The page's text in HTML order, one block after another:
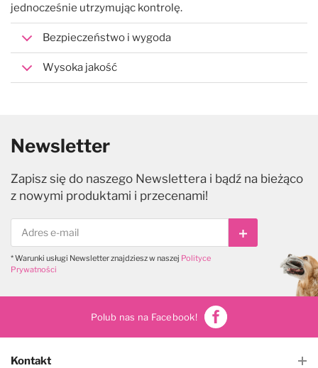
jednocześnie utrzymując kontrolę.
Bezpieczeństwo i wygoda
Wysoka jakość
Newsletter
Zapisz się do naszego Newslettera i bądź na bieżąco
z nowymi produktami i przecenami!
Subskrybuj
* Warunki usługi Newsletter znajdziesz w naszej Polityce
Prywatności
Polub nas na Facebook!
Kontakt